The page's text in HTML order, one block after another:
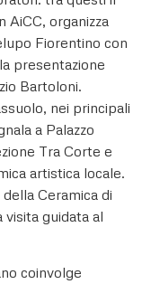
AiCC, organizza
Fiorentino con
presentazione
Bartoloni.
nei principali
a Palazzo
Tra Corte e
artistica locale.
Ceramica di
guidata al
coinvolge